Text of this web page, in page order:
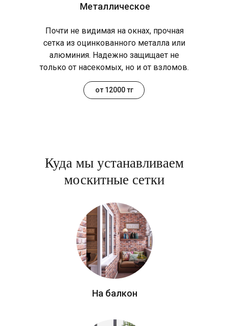
Металлическое
Почти не видимая на окнах, прочная
сетка из оцинкованного металла или
алюминия. Надежно защищает не
только от насекомых, но и от взломов.
от 12000 тг
Куда мы устанавливаем
москитные сетки
На балкон